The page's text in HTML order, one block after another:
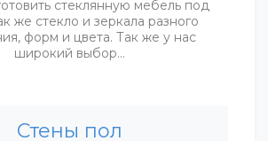
стеклянную мебель под
же стекло и зеркала разного
форм и цвета. Так же у нас
широкий выбор…
Стены пол